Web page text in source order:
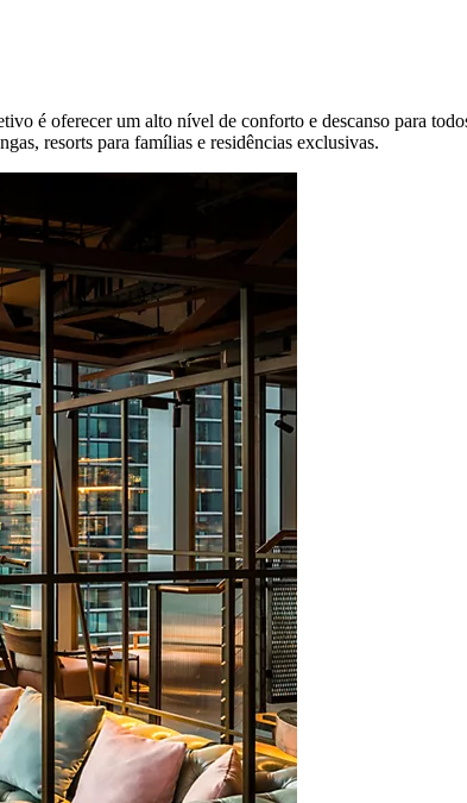
é oferecer um alto nível de conforto e descanso para
resorts para famílias e residências exclusivas.